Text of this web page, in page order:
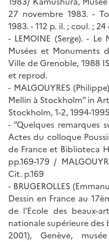
27 novembre 1983. -
1983. - 112 p. il. ; coul. ;
- LEMOINE (Serge). -
Musées et Monuments
Ville de Grenoble, 1988
et reprod.
- MALGOUYRES
Mellin à Stockholm" in
Stockholm, 1-2, 1994-
- "Quelques remarques
Actes du colloque
de France et Biblioteca
pp.169-179 /
Cit. p.169
- BRUGEROLLES
Dessin en France au
de l'Ecole des beaux-
nationale supérieure des
2001), Genève,